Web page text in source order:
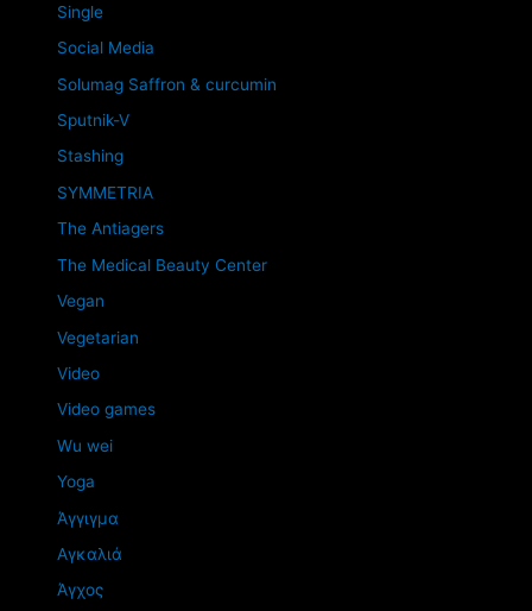
Single
Social Media
Solumag Saffron & curcumin
Sputnik-V
Stashing
SYMMETRIA
The Antiagers
The Medical Beauty Center
Vegan
Vegetarian
Video
Video games
Wu wei
Yoga
Άγγιγμα
Αγκαλιά
Άγχος